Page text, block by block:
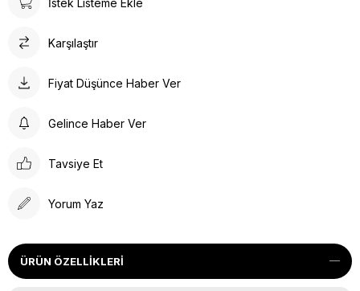
Karşılaştır
Fiyat Düşünce Haber Ver
Gelince Haber Ver
Tavsiye Et
Yorum Yaz
ÜRÜN ÖZELLIKLERI